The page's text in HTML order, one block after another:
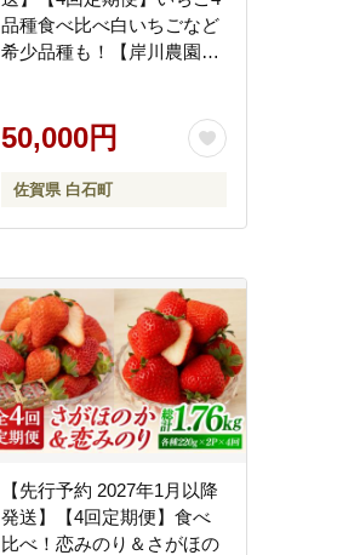
品種食べ比べ白いちごなど
希少品種も！【岸川農園】
50,000円
佐賀県 白石町
【先行予約 2027年1月以降
発送】【4回定期便】食べ
比べ！恋みのり＆さがほの